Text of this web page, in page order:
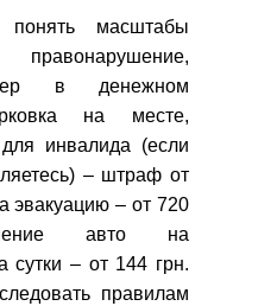
понять масштабы
правонарушение,
в денежном
на месте,
инвалида (если
– штраф от
эвакуацию – от 720
авто на
сутки – от 144 грн.
правилам